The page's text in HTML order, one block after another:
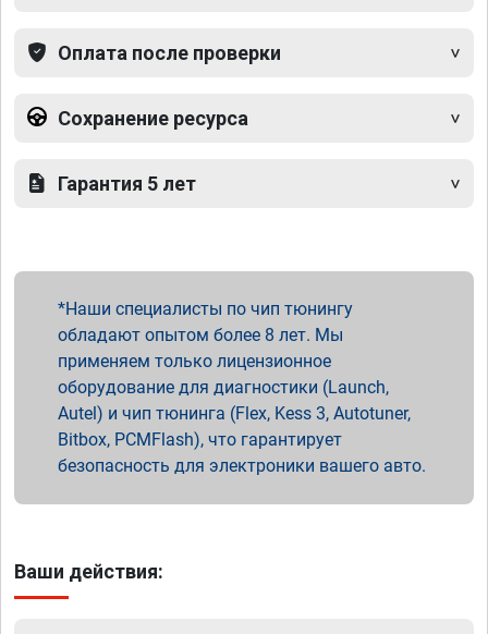
Оплата после проверки
Сохранение ресурса
Гарантия 5 лет
Наши специалисты по чип тюнингу
обладают опытом более 8 лет. Мы
применяем только лицензионное
оборудование для диагностики (Launch,
Autel) и чип тюнинга (Flex, Kess 3, Autotuner,
Bitbox, PCMFlash), что гарантирует
безопасность для электроники вашего авто.
Ваши действия: